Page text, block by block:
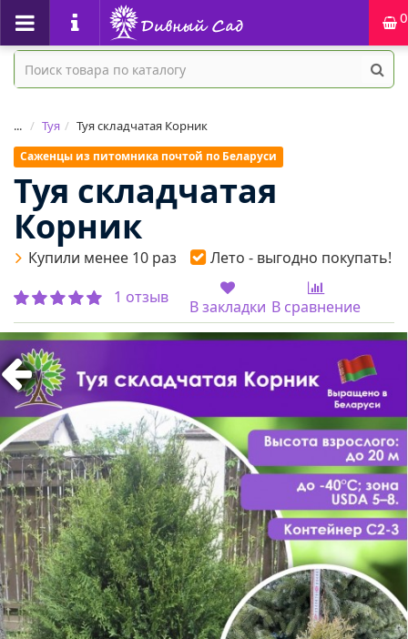
0
... Туя Туя складчатая Корник
Саженцы из питомника почтой по Беларуси
Туя складчатая
Корник
Купили менее 10 раз
Лето - выгодно покупать!
1 отзыв
В закладки В сравнение